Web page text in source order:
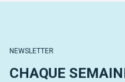
NEWSLETTER
CHAQUE